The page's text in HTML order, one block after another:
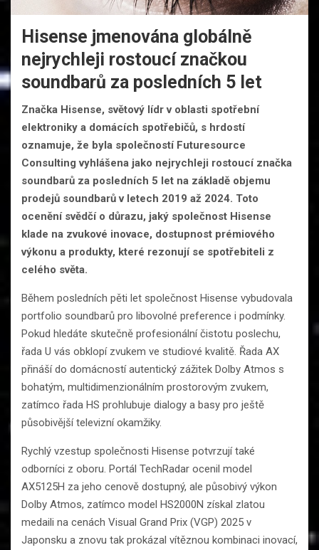
Hisense jmenována globálně
nejrychleji rostoucí značkou
soundbarů za posledních 5 let
Značka Hisense, světový lídr v oblasti spotřební
elektroniky a domácích spotřebičů, s hrdostí
oznamuje, že byla společností Futuresource
Consulting vyhlášena jako nejrychleji rostoucí značka
soundbarů za posledních 5 let na základě objemu
prodejů soundbarů v letech 2019 až 2024. Toto
ocenění svědčí o důrazu, jaký společnost Hisense
klade na zvukové inovace, dostupnost prémiového
výkonu a produkty, které rezonují se spotřebiteli z
celého světa.
Během posledních pěti let společnost Hisense vybudovala
portfolio soundbarů pro libovolné preference i podmínky.
Pokud hledáte skutečně profesionální čistotu poslechu,
řada U vás obklopí zvukem ve studiové kvalitě. Řada AX
přináší do domácností autentický zážitek Dolby Atmos s
bohatým, multidimenzionálním prostorovým zvukem,
zatímco řada HS prohlubuje dialogy a basy pro ještě
působivější televizní okamžiky.
Rychlý vzestup společnosti Hisense potvrzují také
odborníci z oboru. Portál TechRadar ocenil model
AX5125H za jeho cenově dostupný, ale působivý výkon
Dolby Atmos, zatímco model HS2000N získal zlatou
medaili na cenách Visual Grand Prix (VGP) 2025 v
Japonsku a znovu tak prokázal vítěznou kombinaci inovací,